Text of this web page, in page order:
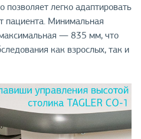
позволяет легко адаптировать
пациента. Минимальная
— 835 мм, что
как взрослых, так и